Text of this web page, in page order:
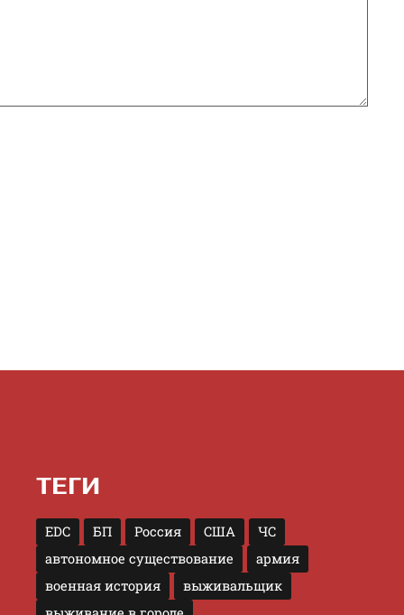
ТЕГИ
EDC БП Россия США
ЧС
автономное существование
армия
военная история
выживальщик